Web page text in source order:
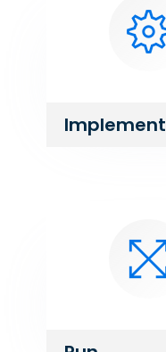
Implement